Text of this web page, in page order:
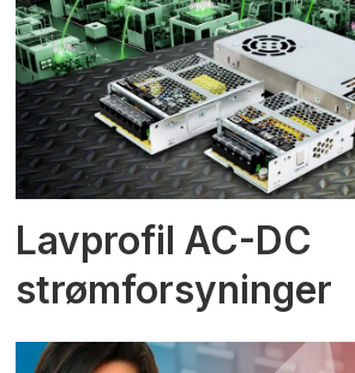
Lavprofil AC-DC
strømforsyninger